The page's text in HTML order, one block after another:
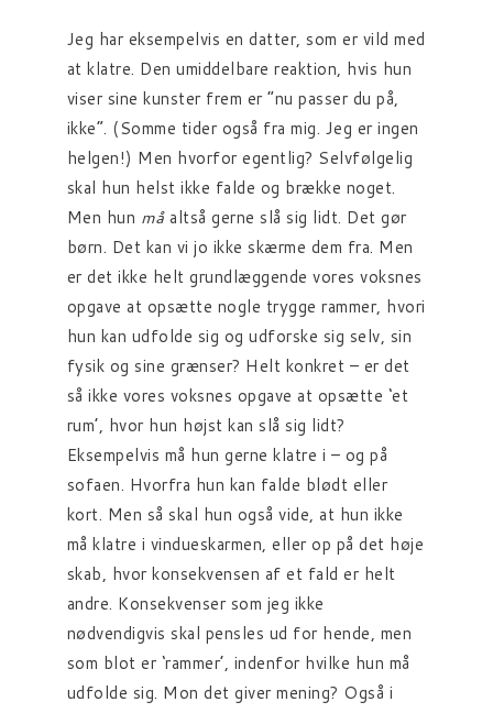
Jeg har eksempelvis en datter, som er vild med
at klatre. Den umiddelbare reaktion, hvis hun
viser sine kunster frem er “nu passer du på,
ikke”. (Somme tider også fra mig. Jeg er ingen
helgen!) Men hvorfor egentlig? Selvfølgelig
skal hun helst ikke falde og brække noget.
Men hun måaltså gerne slå sig lidt. Det gør
børn. Det kan vi jo ikke skærme dem fra. Men
er det ikke helt grundlæggende vores voksnes
opgave at opsætte nogle trygge rammer, hvori
hun kan udfolde sig og udforske sig selv, sin
fysik og sine grænser? Helt konkret – er det
så ikke vores voksnes opgave at opsætte ‘et
rum’, hvor hun højst kan slå sig lidt?
Eksempelvis må hun gerne klatre i – og på
sofaen. Hvorfra hun kan falde blødt eller
kort. Men så skal hun også vide, at hun ikke
må klatre i vindueskarmen, eller op på det høje
skab, hvor konsekvensen af et fald er helt
andre. Konsekvenser som jeg ikke
nødvendigvis skal pensles ud for hende, men
som blot er ‘rammer’, indenfor hvilke hun må
udfolde sig. Mon det giver mening? Også i